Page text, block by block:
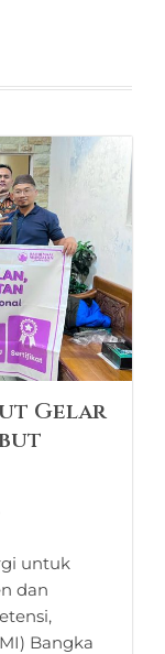
Gelar
untuk
dan
Bangka